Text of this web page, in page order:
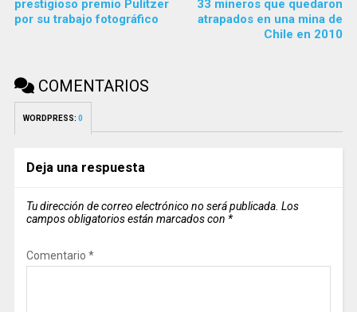
prestigioso premio Pulitzer
por su trabajo fotográfico
33 mineros que quedaron
atrapados en una mina de
Chile en 2010
COMENTARIOS
WORDPRESS: 0
Deja una respuesta
Tu dirección de correo electrónico no será publicada. Los
campos obligatorios están marcados con *
Comentario *